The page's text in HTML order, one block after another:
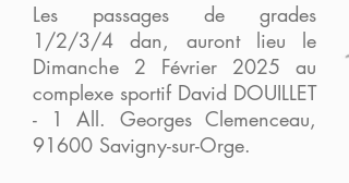
Les passages de grades
1/2/3/4 dan, auront lieu le
Dimanche 2 Février 2025 au
complexe sportif David DOUILLET
-
1 All. Georges Clemenceau,
91600 Savigny-sur-Orge.